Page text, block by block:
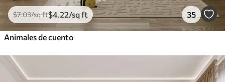
$7.03/sq ft$4 .22/sq ft 35
Animales de cuento